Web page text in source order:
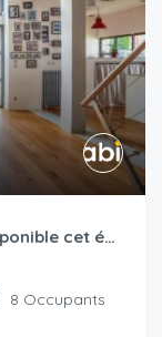
Maison-loft pour 6-8 personnes disponible cet été
8 Occupants